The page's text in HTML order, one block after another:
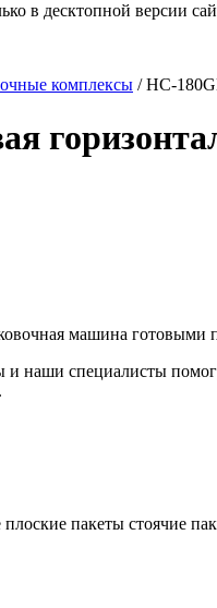
в десктопной версии
комплексы /HC-
машина готовыми
и наши специалисты
пакеты стоячие